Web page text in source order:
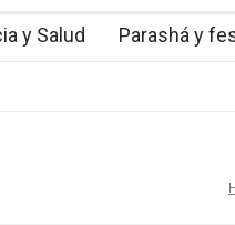
y Salud Parashá y